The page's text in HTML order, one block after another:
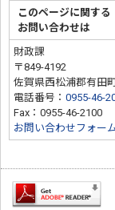
このページに関する
お問い合わせは
財政課
〒849-4192
佐賀県西松浦郡有田
電話番号：0955-46-
Fax：0955-46-2100
お問い合わせフォー